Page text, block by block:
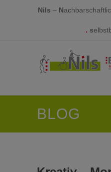
Nils – N
. s
BLOG